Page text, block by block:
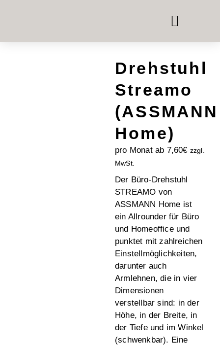
Drehstuhl
Streamo
(ASSMANN
Home)
pro Monat ab 7,60€ zzgl.
MwSt.
Der Büro-Drehstuhl
STREAMO von
ASSMANN Home ist
ein Allrounder für Büro
und Homeoffice und
punktet mit zahlreichen
Einstellmöglichkeiten,
darunter auch
Armlehnen, die in vier
Dimensionen
verstellbar sind: in der
Höhe, in der Breite, in
der Tiefe und im Winkel
(schwenkbar). Eine